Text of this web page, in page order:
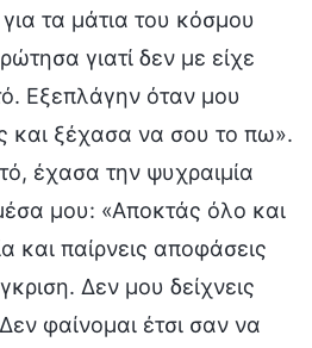
τα μάτια του κόσμου
γιατί δεν με είχε
Εξεπλάγην όταν μου
και ξέχασα να σου το πω».
έχασα την ψυχραιμία
μου: «Αποκτάς όλο και
και παίρνεις αποφάσεις
Δεν μου δείχνεις
φαίνομαι έτσι σαν να